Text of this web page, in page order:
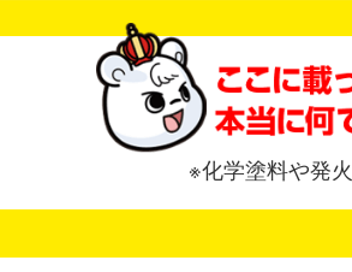
※化学塗料や発